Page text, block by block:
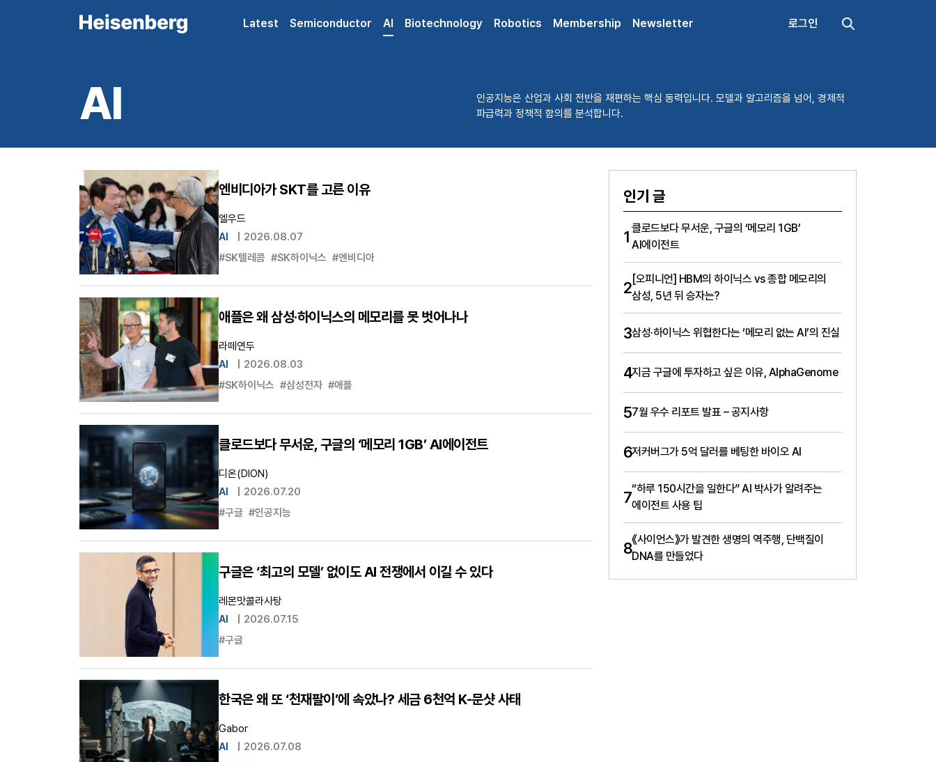
Latest Semiconductor AI Biotechnology Robotics Membership Newsletter 로그인
AI
인공지능은 산업과 사회 전반을 재편하는 핵심 동력입니다. 모델과 알고리즘을 넘어, 경제적
파급력과 정책적 함의를 분석합니다.
엔비디아가 SKT를 고른 이유
엘우드
AI
2026.08.07
#SK텔레콤 #SK하이닉스 #엔비디아
애플은 왜 삼성·하이닉스의 메모리를 못 벗어나나
라떼연두
AI
2026.08.03
#SK하이닉스 #삼성전자 #애플
클로드보다 무서운, 구글의 ‘메모리 1GB’ AI에이전트
디온(DION)
AI
2026.07.20
#구글 #인공지능
구글은 ‘최고의 모델’ 없이도 AI 전쟁에서 이길 수 있다
레몬맛콜라사탕
AI
2026.07.15
#구글
한국은 왜 또 ‘천재팔이’에 속았나? 세금 6천억 K-문샷 사태
Gabor
AI
2026.07.08
인기 글
1 클로드보다 무서운, 구글의 ‘메모리 1GB’
AI에이전트
2[오피니언] HBM의 하이닉스 vs 종합 메모리의
삼성, 5년 뒤 승자는?
3삼성·하이닉스 위협한다는 ‘메모리 없는 AI’의 진실
4지금 구글에 투자하고 싶은 이유, AlphaGenome
57월 우수 리포트 발표 – 공지사항
6저커버그가 5억 달러를 베팅한 바이오 AI
7“하루 150시간을 일한다” AI 박사가 알려주는
에이전트 사용 팁
8《사이언스》가 발견한 생명의 역주행, 단백질이
DNA를 만들었다